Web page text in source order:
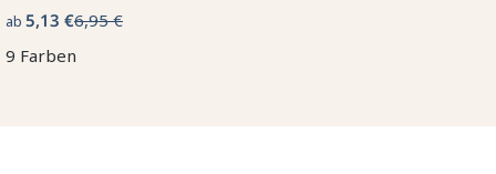
ab 5,13 €6,95 €
9 Farben